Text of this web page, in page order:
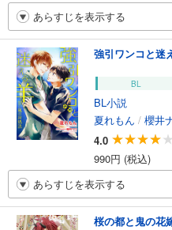
あらすじを表示する
強引ワンコと迷
BL
BL小説
夏れもん / 櫻井
4.0
990円 (税込)
あらすじを表示する
桜の都と鬼の花